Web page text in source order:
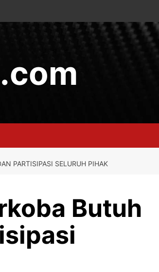
PARTISIPASI SELURUH PIHAK
Butuh